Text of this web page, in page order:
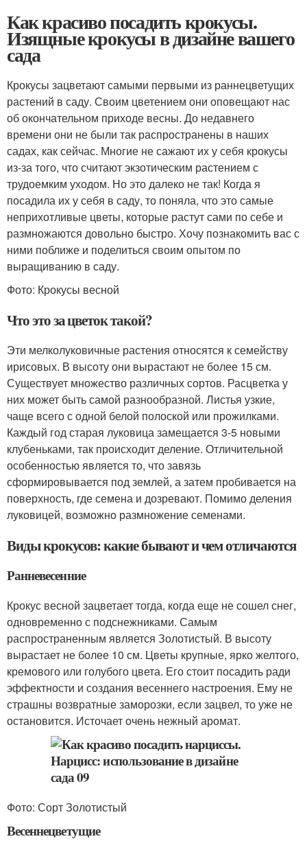
Как красиво посадить крокусы.
Изящные крокусы в дизайне вашего
сада
Крокусы зацветают самыми первыми из раннецветущих
растений в саду. Своим цветением они оповещают нас
об окончательном приходе весны. До недавнего
времени они не были так распространены в наших
садах, как сейчас. Многие не сажают их у себя крокусы
из-за того, что считают экзотическим растением с
трудоемким уходом. Но это далеко не так! Когда я
посадила их у себя в саду, то поняла, что это самые
неприхотливые цветы, которые растут сами по себе и
размножаются довольно быстро. Хочу познакомить вас с
ними поближе и поделиться своим опытом по
выращиванию в саду.
Фото: Крокусы весной
Что это за цветок такой?
Эти мелколуковичные растения относятся к семейству
ирисовых. В высоту они вырастают не более 15 см.
Существует множество различных сортов. Расцветка у
них может быть самой разнообразной. Листья узкие,
чаще всего с одной белой полоской или прожилками.
Каждый год старая луковица замещается 3-5 новыми
клубеньками, так происходит деление. Отличительной
особенностью является то, что завязь
сформировывается под землей, а затем пробивается на
поверхность, где семена и дозревают. Помимо деления
луковицей, возможно размножение семенами.
Виды крокусов: какие бывают и чем отличаются
Ранневесенние
Крокус весной зацветает тогда, когда еще не сошел снег,
одновременно с подснежниками. Самым
распространенным является Золотистый. В высоту
вырастает не более 10 см. Цветы крупные, ярко желтого,
кремового или голубого цвета. Его стоит посадить ради
эффектности и создания весеннего настроения. Ему не
страшны возвратные заморозки, если зацвел, то уже не
остановится. Источает очень нежный аромат.
Фото: Сорт Золотистый
Весеннецветущие